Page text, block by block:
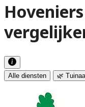
Alle diensten 🌿